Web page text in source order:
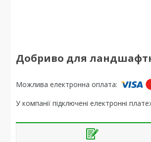
Добриво для
У компанії підключені електронні